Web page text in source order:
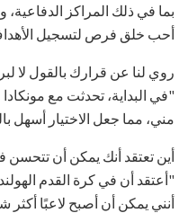
بما في ذلك المراكز الدفاعية،
أحب خلق فرص لتسجيل
روي لنا عن قرارك بالقول لا
"في البداية، تحدثت مع
مني، مما جعل الاختيار أسهل
أين تعتقد أنك يمكن أن تتحسن
"أعتقد أن في كرة القدم
أنني يمكن أن أصبح لاعبًا أكثر